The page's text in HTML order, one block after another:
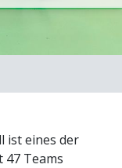
ist eines der
Teams